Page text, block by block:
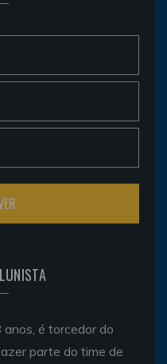
é torcedor do
parte do time de